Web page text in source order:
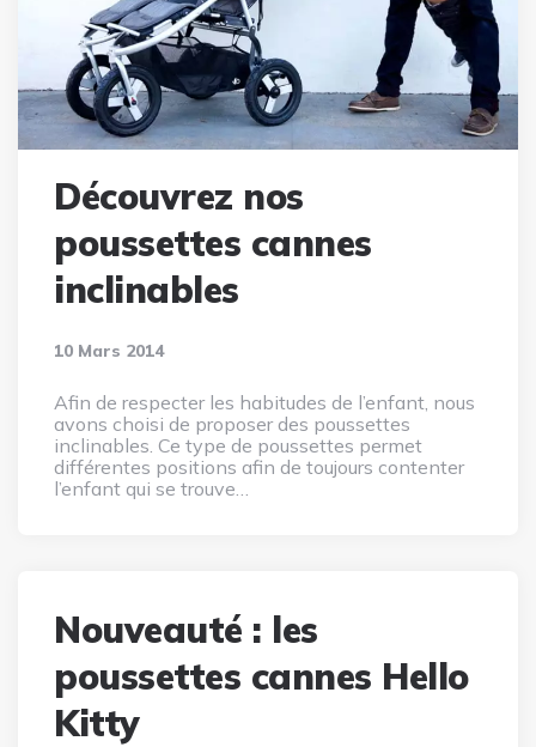
Découvrez nos
poussettes cannes
inclinables
10 Mars 2014
Afin de respecter les habitudes de l’enfant, nous
avons choisi de proposer des poussettes
inclinables. Ce type de poussettes permet
différentes positions afin de toujours contenter
l’enfant qui se trouve…
Nouveauté : les
poussettes cannes Hello
Kitty